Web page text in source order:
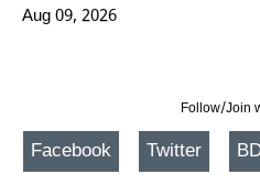
Aug 09, 2026
Follow/Join
Facebook Twitter